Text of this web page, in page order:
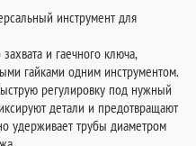
инструмент для
и гаечного ключа,
гайками одним инструментом.
регулировку под нужный
детали и предотвращают
удерживает трубы диаметром